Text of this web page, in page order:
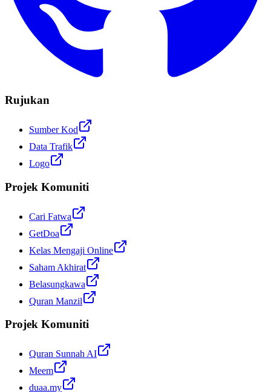
Rujukan
Sumber Kod
Data Trafik
Logo
Projek Komuniti
Cari Fatwa
GetDoa
Kelas Mengaji Online
Saham Akhirat
Belasungkawa
Quran Manzil
Projek Komuniti
Quran Sunnah AI
Meem
duaa.my